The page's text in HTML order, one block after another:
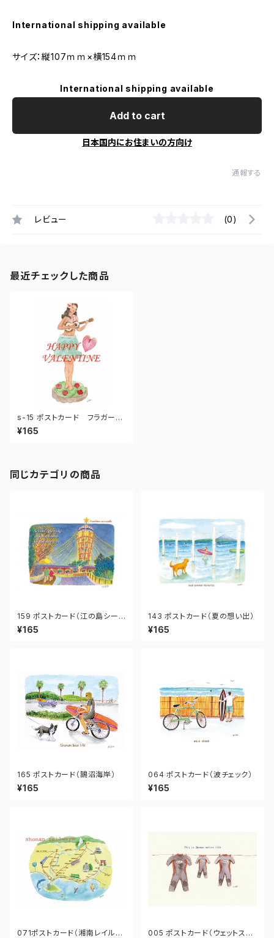
International shipping available
サイズ：縦107ｍｍ×横154ｍｍ
International shipping available
Add to cart
日本国内にお住まいの方向け
通報する
レビュー (0)
最近チェックした商品
s-15 ポストカード フラガール
（ Valentine）
¥165
同じカテゴリの商品
159 ポストカード（江の島シーキ
ャンドル）
¥165
143 ポストカード（夏の想い出）
¥165
165 ポストカード（鵠沼海岸）
¥165
064 ポストカード（波チェック）
¥165
071ポストカード（湘南レイルウ
005 ポストカード（ウェットスー